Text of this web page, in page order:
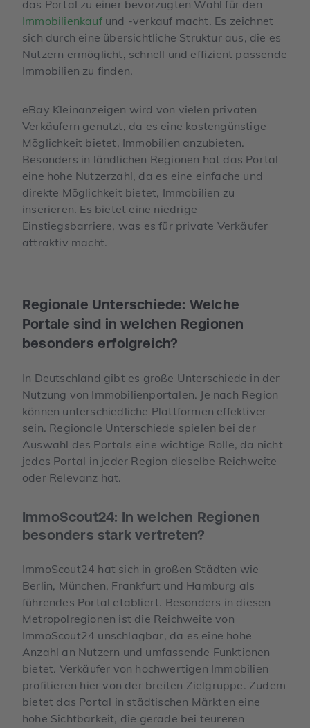
das Portal zu einer bevorzugten Wahl für den
Immobilienkaufund -verkauf macht. Es zeichnet
sich durch eine übersichtliche Struktur aus, die es
Nutzern ermöglicht, schnell und effizient passende
Immobilien zu finden.
eBay Kleinanzeigen wird von vielen privaten
Verkäufern genutzt, da es eine kostengünstige
Möglichkeit bietet, Immobilien anzubieten.
Besonders in ländlichen Regionen hat das Portal
eine hohe Nutzerzahl, da es eine einfache und
direkte Möglichkeit bietet, Immobilien zu
inserieren. Es bietet eine niedrige
Einstiegsbarriere, was es für private Verkäufer
attraktiv macht.
Regionale Unterschiede: Welche
Portale sind in welchen Regionen
besonders erfolgreich?
In Deutschland gibt es große Unterschiede in der
Nutzung von Immobilienportalen. Je nach Region
können unterschiedliche Plattformen effektiver
sein. Regionale Unterschiede spielen bei der
Auswahl des Portals eine wichtige Rolle, da nicht
jedes Portal in jeder Region dieselbe Reichweite
oder Relevanz hat.
ImmoScout24: In welchen Regionen
besonders stark vertreten?
ImmoScout24 hat sich in großen Städten wie
Berlin, München, Frankfurt und Hamburg als
führendes Portal etabliert. Besonders in diesen
Metropolregionen ist die Reichweite von
ImmoScout24 unschlagbar, da es eine hohe
Anzahl an Nutzern und umfassende Funktionen
bietet. Verkäufer von hochwertigen Immobilien
profitieren hier von der breiten Zielgruppe. Zudem
bietet das Portal in städtischen Märkten eine
hohe Sichtbarkeit, die gerade bei teureren